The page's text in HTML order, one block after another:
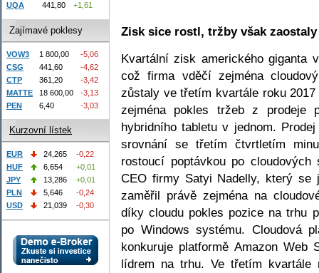
Zisk sice rostl, tržby však zaostaly
Kvartální zisk amerického giganta
což firma vděčí zejména
zůstaly ve třetím kvartále roku
zejména pokles tržeb z prodeje
hybridního tabletu v jednom.
srovnání se třetím čtvrtletím
rostoucí poptávkou po
CEO firmy Satyi Nadelly, který se
zaměřil právě zejména na
díky cloudu pokles pozice na trhu
po Windows systému. Cloudová
konkuruje platformě Amazon
lídrem na trhu. Ve třetím kvartále
UQA
441,80 +1,61
Zajímavé poklesy
VOW3 1 800,00
-5,06
CSG
441,60
-4,62
CTP
361,20
-3,42
MATTE
18 600,00
-3,13
PEN
6,40 -3,03
Kurzovní lístek
EUR 24,265
-0,22
HUF
6,654
+0,01
JPY
13,286
+0,01
PLN
5,646
-0,24
USD
21,039 -0,30